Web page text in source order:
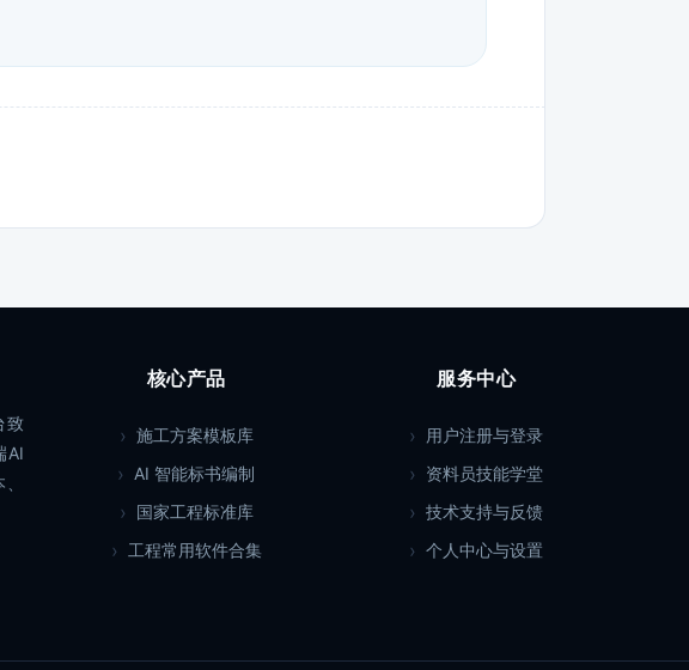
致
AI
核心产品
施工方案模板库
AI 智能标书编制
国家工程标准库
工程常用软件合集
服务中心
用户注册与登录
资料员技能学堂
技术支持与反馈
个人中心与设置